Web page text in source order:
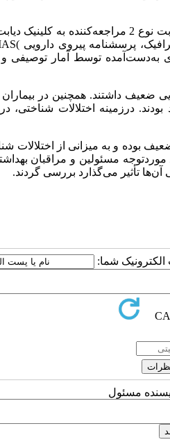
در این مطالعه توصیفی تحلیلی تعداد 105 بیمار مبتلابه
پرسشنامه پیروی دارویی(
توسط آمار توصیفی و
درصد مردان پیروی دارویی ضعیف داشتند.
افسردگی شدید بودند. درزمینه اختلالات
بوده و به میزانی از اختلالات
مسئولین و مراقبان
تأثیر می‌گذارد بررسی گردند.
الکترونیک شما:
مسئول